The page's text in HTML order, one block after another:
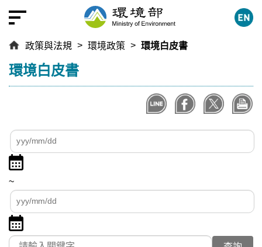
跳
到
要
內
政策與法規 環境政策
環境白皮書
:::
環境白皮書
查
詢
日
區
間
查
詢
起
期
點
選
擇
日
期
~
查
詢
迄
日
點
擊
關鍵字